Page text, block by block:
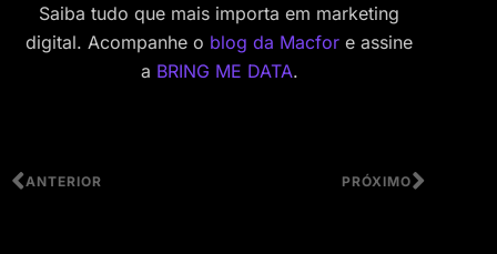
Saiba tudo que mais importa em marketing
digital. Acompanhe o blog da Macfor e assine
a BRING ME DATA.
ANTERIOR PRÓXIMO